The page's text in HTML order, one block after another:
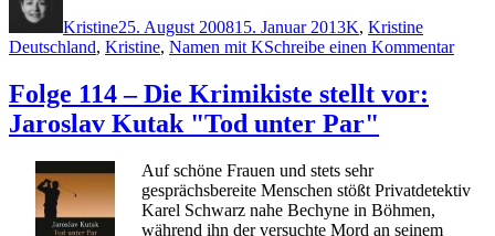
Kristine25. August 200815. Januar 2013K, Kristine
Deutschland, Kristine, Namen mit KSchreibe einen Kommentarzu
vor:
Folge 114 – Die Krimikiste stellt vor:
Jaroslav Kutak "Tod unter Par"
Auf schöne Frauen und stets sehr
gesprächsbereite Menschen stößt Privatdetektiv
Karel Schwarz nahe Bechyne in Böhmen,
während ihn der versuchte Mord an seinem